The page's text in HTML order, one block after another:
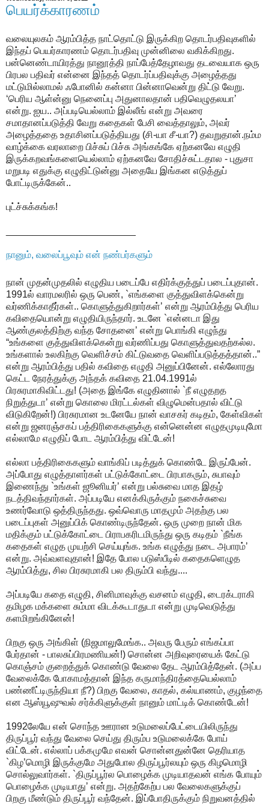
பெயர்க்காரணம்
வலையுலகம் ஆரம்பித்த நாட்தொட்டு இருக்கிற தொடர்பதிவுகளில்
இந்தப் பெயர்காரணம் தொடர்பதிவு முன்னிலை வகிக்கிறது.
பன்னெண்டாயிரத்து நானூத்தி நாப்பேத்தேழாவது தடவையாக ஒரு
பிரபல பதிவர் என்னை இந்தத் தொடர்ப்பதிவுக்கு அழைத்தது
மட்டுமில்லாமல் ஃபோனில் கன்னா பின்னாவென்று திட்டு வேறு.
‘பெரிய ஆள்ன்னு நெனைப்பு அதுனாலதான் பதிவெழுதலயா’
என்று. ஐய.. அப்படியெல்லாம் இல்லீங் என்று அவரை
சமாதானப்படுத்தி வேறு கதைகள் பேசி வைத்தாலும், அவர்
அழைத்ததை உதாசினப்படுத்தியது (சி-யா சீ-யா?) தவறுதான்.நம்ம
வாழ்க்கை வரலாறை பிச்சுப் பிச்சு அங்கங்கே ஏற்கனவே எழுதி
இருக்கறவங்களையெல்லாம் ஏற்கனவே சோதிச்சுட்டதால - புதுசா
மறுபடி எதுக்கு எழுதிட்டுன்னு அதையே இங்கன எடுத்துப்
போட்டிருக்கேன்..
புட்ச்சுக்கங்க!
நானும், வலைப்பூவும் என் நண்பர்களும்
நான் முதன்முதலில் எழுதிய படைப்பே எதிர்க்குத்துப் படைப்புதான்.
1991ல் வாரமலரில் ஒரு பெண், `எங்களை குத்துவிளக்கென்று
வர்ணிக்காதீர்கள்.. கொளுத்துகிறார்கள்’ என்று ஆரம்பித்து பெரிய
கவிதையொன்று எழுதியிருந்தார். உடனே `என்னடா இது
ஆண்குலத்திற்கு வந்த சோதனை’ என்று பொங்கி எழுந்து
“உங்களை குத்துவிளக்கென்று வர்ணிப்பது கொளுத்துவதற்கல்ல.
உங்களால் உலகிற்கு வெளிச்சம் கிட்டுவதை வெளிப்படுத்தத்தான்..”
என்று ஆரம்பித்து பதில் கவிதை எழுதி அனுப்பினேன். எல்லோரது
கெட்ட நேரத்துக்கு அந்தக் கவிதை 21.04.1991ல்
பிரசுரமாகிவிட்டது! (அதை இங்கே எழுதினால் `நீ எழுதறத
நிறுத்துடா’ என்று கொலை மிரட்டல்கள் விழுமென்பதால் விட்டு
விடுகிறேன்!) பிரசுரமான உடனேயே நான் வாசகர் கடிதம், கேள்விகள்
என்று ஜனரஞ்சகப் பத்திரிகைகளுக்கு என்னென்ன எழுதமுடியுமோ
எல்லாமே எழுதிப் போட ஆரம்பித்து விட்டேன்!
எல்லா பத்திரிகைகளும் வாங்கிப் படித்துக் கொண்டே இருப்பேன்.
அப்போது எழுத்தாளர்கள் பட்டுக்கோட்டை பிரபாகரும், சுபாவும்
இணைந்து `உங்கள் ஜூனியர்’ என்று பல்சுவை மாத இதழ்
நடத்திவந்தார்கள். அப்படியே எனக்கிருக்கும் நகைச்சுவை
உணர்வோடு ஒத்திருந்தது. ஒவ்வொரு மாதமும் அதற்கு பல
படைப்புகள் அனுப்பிக் கொண்டிருந்தேன். ஒரு முறை நான் மிக
மதிக்கும் பட்டுக்கோட்டை பிராபகரிடமிருந்து ஒரு கடிதம் `நீங்க
கதைகள் எழுத முயற்சி செய்யுங்க. உங்க எழுத்து நடை அபாரம்’
என்று. அவ்வளவுதான்! இதே போல படுஸ்பீடில் கதைகளெழுத
ஆரம்பித்து, சில பிரசுரமாகி பல திரும்பி வந்து....
அப்படியே கதை எழுதி, சினிமாவுக்கு வசனம் எழுதி, டைரக்டராகி
தமிழக மக்களை சும்மா விடக்கூடாதுடா என்று முடிவெடுத்து
களமிறங்கினேன்!
பிறகு ஒரு அங்கிள் (நிஜமாலுமேங்க.. அவரு பேரும் எங்கப்பா
பேர்தான் - பாலசுப்பிரமணியன்!) சொன்ன அறிவுரையைக் கேட்டு
கொஞ்சம் குறைத்துக் கொண்டு வேலை தேட ஆரம்பித்தேன். (அப்ப
வேலைக்கே போகாமத்தான் இந்த கருமாந்திரத்தையெல்லாம்
பண்ணீட்டிருந்தியா நீ?) பிறகு வேலை, காதல், கல்யாணம், குழந்தை
என ஆஸ்யூஷுவல் சர்க்கிளுக்குள் நானும் மாட்டிக் கொண்டேன்!
1992லேயே என் சொந்த ஊரான உடுமலைப்பேட்டையிலிருந்து
திருப்பூர் வந்து வேலை செய்து திரும்ப உடுமலைக்கே போய்
விட்டேன். எல்லாப் பக்கமுமே எவன் சொன்னதுன்னே தெரியாத
`கிழ’மொழி இருக்குமே அதுபோல திருப்பூர்லயும் ஒரு கிழமொழி
சொல்லுவார்கள். `திருப்பூர்ல பொழைக்க முடியாதவன் எங்க போயும்
பொழைக்க முடியாது’ என்று. அதற்கேற்ப பல வேலைகளுக்குப்
பிறகு மீண்டும் திருப்பூர் வந்தேன். இப்போதிருக்கும் நிறுவனத்தில்